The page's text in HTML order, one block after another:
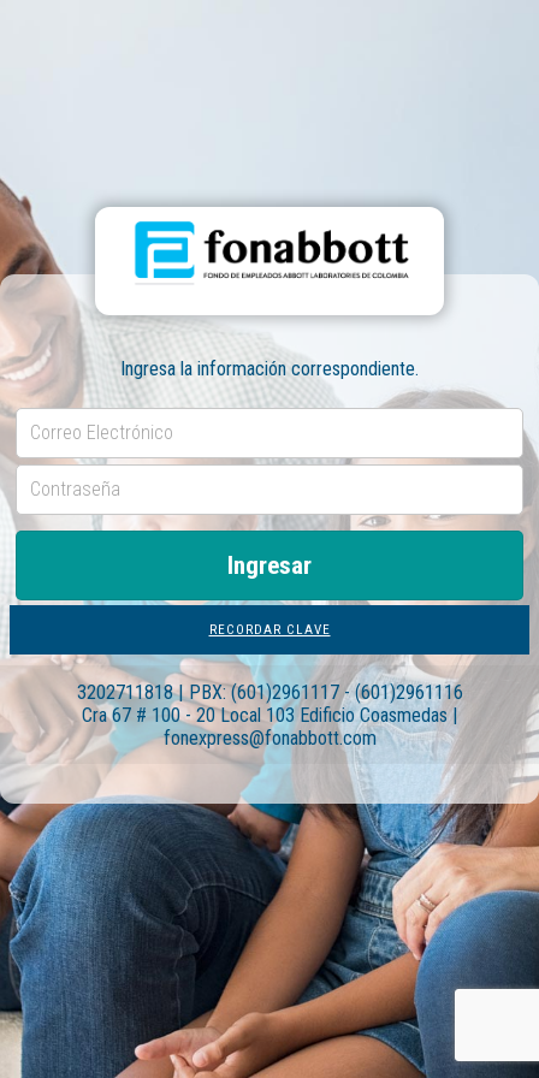
Ingresa la información correspondiente.
RECORDAR CLAVE
3202711818 | PBX: (601)2961117 - (601)2961116
Cra 67 # 100 - 20 Local 103 Edificio Coasmedas |
fonexpress@fonabbott.com